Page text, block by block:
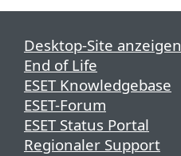
Desktop-Site anzeigen
End of Life
ESET Knowledgebase
ESET-Forum
ESET Status Portal
Regionaler Support